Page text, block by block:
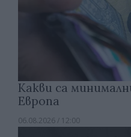
Какви са
Европа
06.08.2026 / 12:00